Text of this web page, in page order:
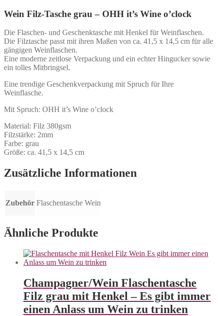
Wein Filz-Tasche grau – OHH it’s Wine o’clock
Die Flaschen- und Geschenktasche mit Henkel für Weinflaschen.
Die Filztasche passt mit ihren Maßen von ca. 41,5 x 14,5 cm für alle
gängigen Weinflaschen.
Eine moderne zeitlose Verpackung und ein echter Hingucker sowie
ein tolles Mitbringsel.
Eine trendige Geschenkverpackung mit Spruch für Ihre
Weinflasche.
Mit Spruch: OHH it’s Wine o’clock
Material: Filz 380gsm
Filzstärke: 2mm
Farbe: grau
Größe: ca. 41,5 x 14,5 cm
Zusätzliche Informationen
Zubehör Flaschentasche Wein
Ähnliche Produkte
Champagner/Wein Flaschentasche
Filz grau mit Henkel – Es gibt immer
einen Anlass um Wein zu trinken